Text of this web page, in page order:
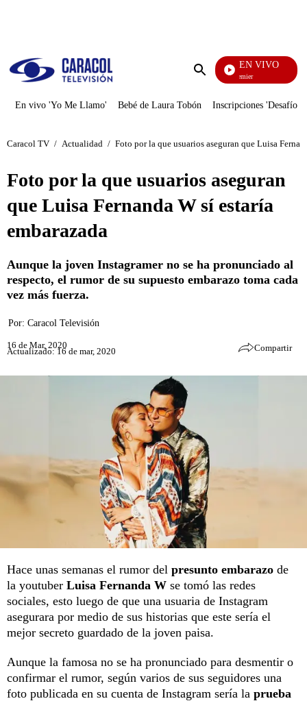
Enviar
EN VIVO
Noches De Premier
En vivo 'Yo Me Llamo' Bebé de Laura Tobón Inscripciones 'Desafío'
Caracol TV / Actualidad / Foto por la que usuarios aseguran que Luisa
Foto por la que usuarios aseguran
que Luisa Fernanda W sí estaría
embarazada
Aunque la joven Instagramer no se ha pronunciado al
respecto, el rumor de su supuesto embarazo toma cada
vez más fuerza.
Por: Caracol Televisión
16 de Mar, 2020
Actualizado: 16 de mar, 2020 Compartir
Hace unas semanas el rumor del presunto embarazo de
la youtuber Luisa Fernanda W se tomó las redes
sociales, esto luego de que una usuaria de Instagram
asegurara por medio de sus historias que este sería el
mejor secreto guardado de la joven paisa.
Aunque la famosa no se ha pronunciado para desmentir o
confirmar el rumor, según varios de sus seguidores una
foto publicada en su cuenta de Instagram sería la prueba